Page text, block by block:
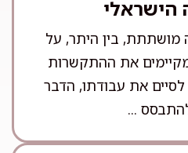
הישראלי
מושתתת, בין היתר, על
מקיימים את ההתקשרות
את עבודתו, הדבר
...